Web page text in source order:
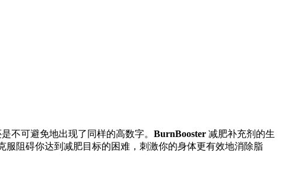
不可避免地出现了同样的高数字。 BurnBooster 减肥补充剂的生
服阻碍你达到减肥目标的困难，刺激你的身体更有效地消除脂